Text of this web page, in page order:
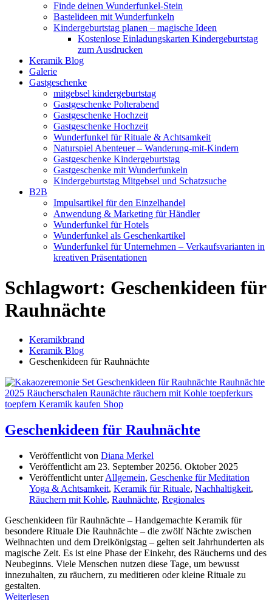
Finde deinen Wunderfunkel-Stein
Bastelideen mit Wunderfunkeln
Kindergeburtstag planen – magische Ideen
Kostenlose Einladungskarten Kindergeburtstag
zum Ausdrucken
Keramik Blog
Galerie
Gastgeschenke
mitgebsel kindergeburtstag
Gastgeschenke Polterabend
Gastgeschenke Hochzeit
Gastgeschenke Hochzeit
Wunderfunkel für Rituale & Achtsamkeit
Naturspiel Abenteuer – Wanderung-mit-Kindern
Gastgeschenke Kindergeburtstag
Gastgeschenke mit Wunderfunkeln
Kindergeburtstag Mitgebsel und Schatzsuche
B2B
Impulsartikel für den Einzelhandel
Anwendung & Marketing für Händler
Wunderfunkel für Hotels
Wunderfunkel als Geschenkartikel
Wunderfunkel für Unternehmen – Verkaufsvarianten in
kreativen Präsentationen
Schlagwort: Geschenkideen für
Rauhnächte
Keramikbrand
Keramik Blog
Geschenkideen für Rauhnächte
Geschenkideen für Rauhnächte
Veröffentlicht von Diana Merkel
Veröffentlicht am 23. September 20256. Oktober 2025
Veröffentlicht unterAllgemein, Geschenke für Meditation
Yoga & Achtsamkeit, Keramik für Rituale, Nachhaltigkeit,
Räuchern mit Kohle, Rauhnächte, Regionales
Geschenkideen für Rauhnächte – Handgemachte Keramik für
besondere Rituale Die Rauhnächte – die zwölf Nächte zwischen
Weihnachten und dem Dreikönigstag – gelten seit Jahrhunderten als
magische Zeit. Es ist eine Phase der Einkehr, des Räucherns und des
Neubeginns. Viele Menschen nutzen diese Tage, um bewusst
innezuhalten, zu räuchern, zu meditieren oder kleine Rituale zu
gestalten.
Weiterlesen